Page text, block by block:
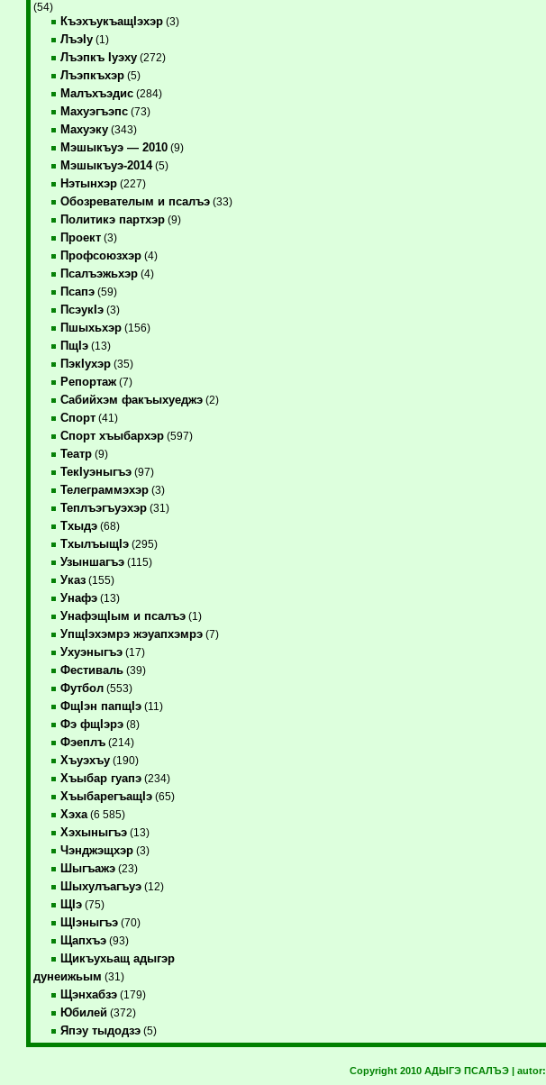
(54)
КъэхъукъащIэхэр(3)
ЛъэIу(1)
Лъэпкъ Iуэху(272)
Лъэпкъхэр(5)
Малъхъэдис(284)
Махуэгъэпс(73)
Махуэку(343)
Мэшыкъуэ — 2010(9)
Мэшыкъуэ-2014(5)
Нэтынхэр(227)
Обозревателым и псалъэ(33)
Политикэ партхэр(9)
Проект(3)
Профсоюзхэр(4)
Псалъэжьхэр(4)
Псапэ(59)
ПсэукIэ(3)
Пшыхьхэр(156)
ПщIэ(13)
ПэкIухэр(35)
Репортаж(7)
Сабийхэм факъыхуеджэ(2)
Спорт(41)
Спорт хъыбархэр(597)
Театр(9)
ТекIуэныгъэ(97)
Телеграммэхэр(3)
Теплъэгъуэхэр(31)
Тхыдэ(68)
ТхылъыщIэ(295)
Узыншагъэ(115)
Указ(155)
Унафэ(13)
УнафэщIым и псалъэ(1)
УпщIэхэмрэ жэуапхэмрэ(7)
Ухуэныгъэ(17)
Фестиваль(39)
Футбол(553)
ФщIэн папщIэ(11)
Фэ фщIэрэ(8)
Фэеплъ(214)
Хъуэхъу(190)
Хъыбар гуапэ(234)
ХъыбарегъащIэ(65)
Хэха(6 585)
Хэхыныгъэ(13)
Чэнджэщхэр(3)
Шыгъажэ(23)
Шыхулъагъуэ(12)
ЩIэ(75)
ЩIэныгъэ(70)
Щапхъэ(93)
Щикъухьащ адыгэр
дунеижьым (31)
Щэнхабзэ(179)
Юбилей(372)
Япэу тыдодзэ(5)
Copyright 2010 АДЫГЭ ПСАЛЪЭ | autor: